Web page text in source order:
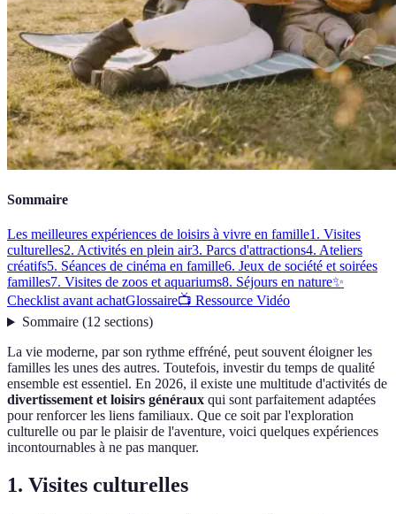
Sommaire
Les meilleures expériences de loisirs à vivre en famille1. Visites
culturelles2. Activités en plein air3. Parcs d'attractions4. Ateliers
créatifs5. Séances de cinéma en famille6. Jeux de société et soirées
familles7. Visites de zoos et aquariums8. Séjours en nature✨
Checklist avant achatGlossaire📺 Ressource Vidéo
Sommaire(12 sections)
La vie moderne, par son rythme effréné, peut souvent éloigner les
familles les unes des autres. Toutefois, investir du temps de qualité
ensemble est essentiel. En 2026, il existe une multitude d'activités de
divertissement et loisirs généraux qui sont parfaitement adaptées
pour renforcer les liens familiaux. Que ce soit par l'exploration
culturelle ou par le plaisir de l'aventure, voici quelques expériences
incontournables à ne pas manquer.
1. Visites culturelles